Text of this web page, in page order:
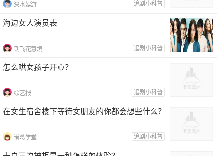
深水娱游 追剧小科普
海边女人演员表
铁飞花意境 追剧小科普
怎么哄女孩子开心？
综艺报 追剧小科普
在女生宿舍楼下等待女朋友的你都会想些什么？
诸葛学堂 追剧小科普